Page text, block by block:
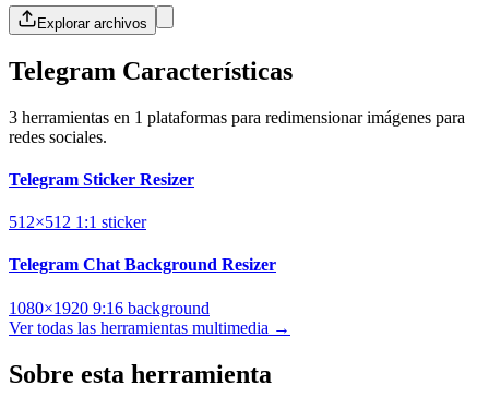
Explorar archivos
Telegram Características
3 herramientas en 1 plataformas para redimensionar imágenes para
redes sociales.
Telegram Sticker Resizer
512×512 1:1 sticker
Telegram Chat Background Resizer
1080×1920 9:16 background
Ver todas las herramientas multimedia →
Sobre esta herramienta